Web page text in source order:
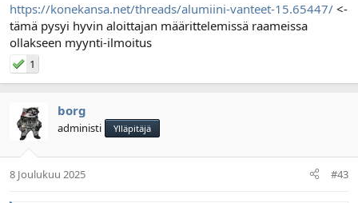
https://konekansa.net/threads/alumiini-vanteet-15.65447/ <-
tämä pysyi hyvin aloittajan määrittelemissä raameissa
ollakseen myynti-ilmoitus
1
borg
administi Ylläpitäjä
8 Joulukuu 2025 #43